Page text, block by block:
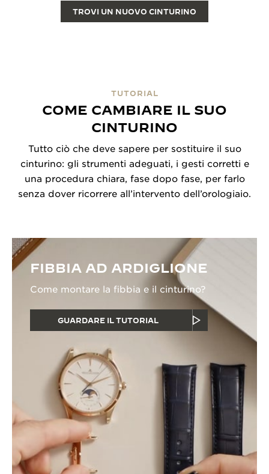
TROVI UN NUOVO CINTURINO
TUTORIAL
COME CAMBIARE IL SUO
CINTURINO
Tutto ciò che deve sapere per sostituire il suo
cinturino: gli strumenti adeguati, i gesti corretti e
una procedura chiara, fase dopo fase, per farlo
senza dover ricorrere all’intervento dell’orologiaio.
FIBBIA AD ARDIGLIONE
Come montare la fibbia e il cinturino?
GUARDARE IL TUTORIAL